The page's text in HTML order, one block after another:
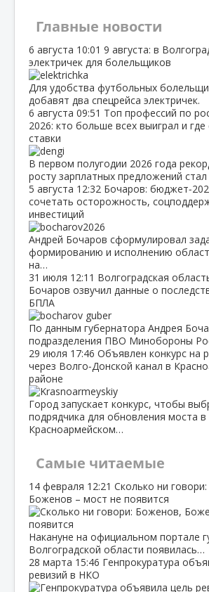
Главные новости
6 августа 10:01 9 августа: в
электричек для болельщиков
Для удобства футбольных
добавят два спецрейса электричек.
6 августа 09:51 Топ профессий по
2026: кто больше всех выиграл и
ставки
В первом полугодии 2026 года
росту зарплатных предложений
5 августа 12:32 Бочаров:
сочетать осторожность,
инвестиций
Андрей Бочаров сформулировал
формированию и исполнению
на…
31 июля 12:11 Волгоградская
Бочаров озвучил данные о
БПЛА
По данным губернатора Андрея
подразделения ПВО Минобороны
29 июля 17:46 Объявлен конкурс на
через Волго‑Донской канал в
районе
Город запускает конкурс, чтобы
подрядчика для обновления моста в
Красноармейском…
Самые читаемые
14 февраля 12:21 Сколько ни
Боженов – мост не появится
Накануне на официальном портале
Волгоградской области появилась…
28 марта 15:46 Генпрокуратура
ревизий в НКО